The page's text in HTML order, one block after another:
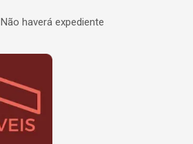
Não haverá expediente